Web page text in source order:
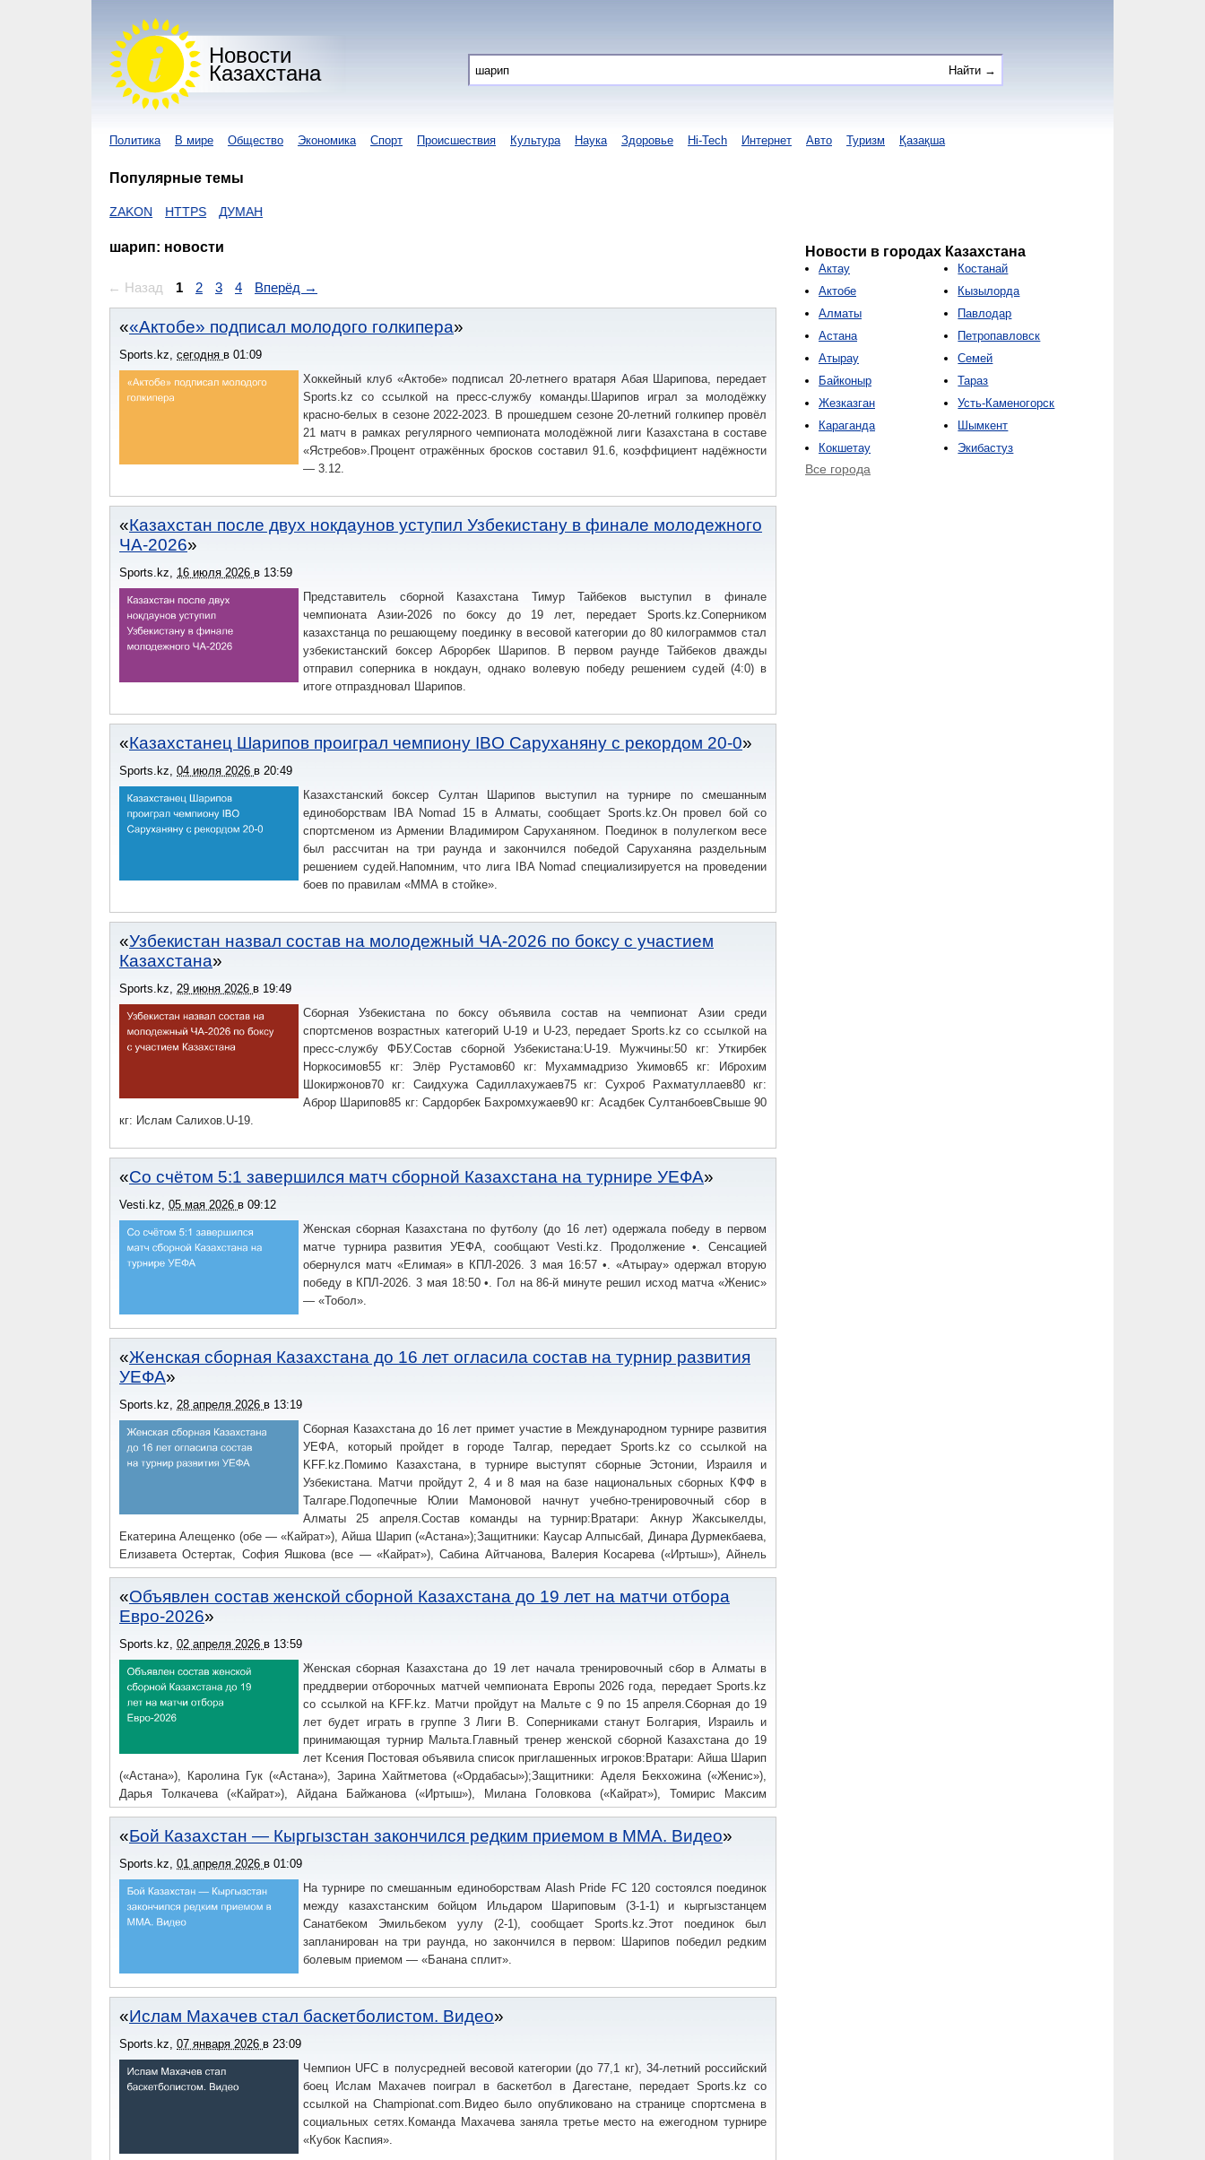
Новости
Казахстана
Политика В мире Общество Экономика Спорт Происшествия Культура Наука Здоровье Hi-Tech Интернет Авто Туризм Қазақша
Популярные темы
HTTPS ДУМАН
шарип: новости
← Назад 1 2 3 4 Вперёд →
«Актобе» подписал молодого голкипера
Sports.kz, сегодня в 01:09
Хоккейный клуб «Актобе» подписал 20-летнего вратаря Абая Шарипова, передает
Sports.kz со ссылкой на пресс-службу команды.Шарипов играл за молодёжку
красно-белых в сезоне 2022-2023. В прошедшем сезоне 20-летний голкипер провёл
21 матч в рамках регулярного чемпионата молодёжной лиги Казахстана в составе
«Ястребов».Процент отражённых бросков составил 91.6, коэффициент надёжности
— 3.12.
Казахстан после двух нокдаунов уступил Узбекистану в финале молодежного
ЧА-2026
Sports.kz, 16 июля 2026 в 13:59
Представитель сборной Казахстана Тимур Тайбеков выступил в финале
чемпионата Азии-2026 по боксу до 19 лет, передает Sports.kz.Соперником
казахстанца по решающему поединку в весовой категории до 80 килограммов стал
узбекистанский боксер Аброрбек Шарипов. В первом раунде Тайбеков дважды
отправил соперника в нокдаун, однако волевую победу решением судей (4:0) в
итоге отпраздновал Шарипов.
Казахстанец Шарипов проиграл чемпиону IBO Саруханяну с рекордом 20-0
Sports.kz, 04 июля 2026 в 20:49
Казахстанский боксер Султан Шарипов выступил на турнире по смешанным
единоборствам IBA Nomad 15 в Алматы, сообщает Sports.kz.Он провел бой со
спортсменом из Армении Владимиром Саруханяном. Поединок в полулегком весе
был рассчитан на три раунда и закончился победой Саруханяна раздельным
решением судей.Напомним, что лига IBA Nomad специализируется на проведении
боев по правилам «ММА в стойке».
Узбекистан назвал состав на молодежный ЧА-2026 по боксу с участием
Казахстана
Sports.kz, 29 июня 2026 в 19:49
Сборная Узбекистана по боксу объявила состав на чемпионат Азии среди
спортсменов возрастных категорий U-19 и U-23, передает Sports.kz со ссылкой на
пресс-службу ФБУ.Состав сборной Узбекистана:U-19. Мужчины:50 кг: Уткирбек
Норкосимов55 кг: Элёр Рустамов60 кг: Мухаммадризо Укимов65 кг: Иброхим
Шокиржонов70 кг: Саидхужа Садиллахужаев75 кг: Сухроб Рахматуллаев80 кг:
Аброр Шарипов85 кг: Сардорбек Бахромхужаев90 кг: Асадбек СултанбоевСвыше 90
кг: Ислам Салихов.U-19.
Со счётом 5:1 завершился матч сборной Казахстана на турнире УЕФА
Vesti.kz, 05 мая 2026 в 09:12
Женская сборная Казахстана по футболу (до 16 лет) одержала победу в первом
матче турнира развития УЕФА, сообщают Vesti.kz. Продолжение •. Сенсацией
обернулся матч «Елимая» в КПЛ-2026. 3 мая 16:57 •. «Атырау» одержал вторую
победу в КПЛ-2026. 3 мая 18:50 •. Гол на 86-й минуте решил исход матча «Женис»
— «Тобол».
Женская сборная Казахстана до 16 лет огласила состав на турнир развития
УЕФА
Sports.kz, 28 апреля 2026 в 13:19
Сборная Казахстана до 16 лет примет участие в Международном турнире развития
УЕФА, который пройдет в городе Талгар, передает Sports.kz со ссылкой на
KFF.kz.Помимо Казахстана, в турнире выступят сборные Эстонии, Израиля и
Узбекистана. Матчи пройдут 2, 4 и 8 мая на базе национальных сборных КФФ в
Талгаре.Подопечные Юлии Мамоновой начнут учебно-тренировочный сбор в
Алматы 25 апреля.Состав команды на турнир:Вратари: Акнур Жаксыкелды,
Екатерина Алещенко (обе — «Кайрат»), Айша Шарип («Астана»);Защитники: Каусар Алпысбай, Динара Дурмекбаева,
Елизавета Остертак, София Яшкова (все — «Кайрат»), Сабина Айтчанова, Валерия Косарева («Иртыш»), Айнель
Сманова («Астана»), Анастасия Шерстнёва («Тобыл»);Полузащитники: Айнур Ануарбек, Нурай Болатова («Жетысу»),
Саида Дуйсембаева («Шахтер»), Оксана Никитченко («Кайрат»), Алина Сартаева («Тобыл»), Даяна Тулебаева
(«Актобе»), Жибек Марат («Зенит-Аланья», Турция);Нападающие: Айжан Есиркепова («Актобе»), Зарэма Максот,
Софья Рыбак (обе — «Астана»), Милена Николенко, София Ягудина (обе — «Кайрат»), Тахмина Ташбоева («Тараз»),
Балжан Толемис («Жетысу»).Тренерский штаб: Юлия Мамонова — старший тренер, Сюзанна Корнецова — ассистент
старшего тренера, Екатерина Красюкова — тренер по физподготовке, Ирина Саратовцева — тренер вратарей,
Айдана Рамазанова — врач, Лейла Есимжанова — массажист, Ренат Шайхесламов — видеооператор, Серик
Жугралин — менеджер.
Объявлен состав женской сборной Казахстана до 19 лет на матчи отбора
Евро-2026
Sports.kz, 02 апреля 2026 в 13:59
Женская сборная Казахстана до 19 лет начала тренировочный сбор в Алматы в
преддверии отборочных матчей чемпионата Европы 2026 года, передает Sports.kz
со ссылкой на KFF.kz. Матчи пройдут на Мальте с 9 по 15 апреля.Сборная до 19
лет будет играть в группе 3 Лиги B. Соперниками станут Болгария, Израиль и
принимающая турнир Мальта.Главный тренер женской сборной Казахстана до 19
лет Ксения Постовая объявила список приглашенных игроков:Вратари: Айша Шарип
(«Астана»), Каролина Гук («Астана»), Зарина Хайтметова («Ордабасы»);Защитники: Аделя Бекхожина («Женис»),
Дарья Толкачева («Кайрат»), Айдана Байжанова («Иртыш»), Милана Головкова («Кайрат»), Томирис Максим
(«Алтай»), Анеля Мейманбай («Кайрат»), Рамина Омарова («Кайрат»), Нурсая Султан («СК Кызылжар»), Малика
Токтар («Женис»), Шахноза Холбаева («СК «Кызылжар»), Ажар Шукетаева («Астана»);Полузащитники: Данагуль
Ахметжан («Женис»), Асель Жолболат («Кызылжар СК»), Айсана Зекен («Астана»), Дарья Компаниец («Тобол»),
Елизавета Медведева («Иртыш»), Айя Муттари («Кайрат»), Варвара Цой («Тобол»);Нападающие: Жансезим Айсапар
(«СК «Кызылжар»), Ару Ермагамбетова («Кайрат»), Айзере Муратжан («Женис»), Ангелина Остер
(«Кайрат»).Тренерский штаб: Ксения Постовая — главный тренер, Улболсын Жолшиева — помощник главного
тренера, Ербол Мусабаев — тренер по физической подготовке, Ирина Саратовцева — тренер вратарей, Эльдар
Гасанов — инструктор, Бауыржан Абаев — врач, Гульнара Закирова — массажист, Наталья Горенко — менеджер,
Абылайхан Курбанали — администратор.
Бой Казахстан — Кыргызстан закончился редким приемом в ММА. Видео
Sports.kz, 01 апреля 2026 в 01:09
На турнире по смешанным единоборствам Alash Pride FC 120 состоялся поединок
между казахстанским бойцом Ильдаром Шариповым (3-1-1) и кыргызстанцем
Санатбеком Эмильбеком уулу (2-1), сообщает Sports.kz.Этот поединок был
запланирован на три раунда, но закончился в первом: Шарипов победил редким
болевым приемом — «Банана сплит».
Ислам Махачев стал баскетболистом. Видео
Sports.kz, 07 января 2026 в 23:09
Чемпион UFC в полусредней весовой категории (до 77,1 кг), 34-летний российский
боец Ислам Махачев поиграл в баскетбол в Дагестане, передает Sports.kz со
ссылкой на Championat.com.Видео было опубликовано на странице спортсмена в
социальных сетях.Команда Махачева заняла третье место на ежегодном турнире
«Кубок Каспия».
Новости в городах Казахстана
Актау
Актобе
Алматы
Астана
Атырау
Байконыр
Жезказган
Караганда
Кокшетау
Костанай
Кызылорда
Павлодар
Петропавловск
Семей
Тараз
Усть-Каменогорск
Шымкент
Экибастуз
Все города